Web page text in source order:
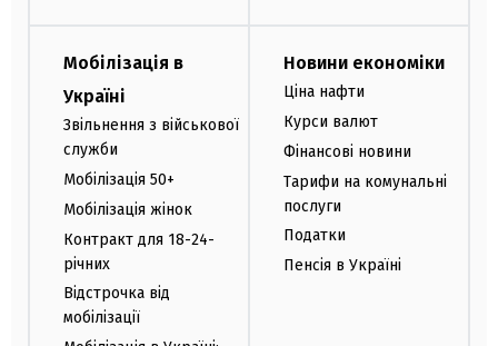
Мобілізація в
Україні
Звільнення з військової
служби
Мобілізація 50+
Мобілізація жінок
Контракт для 18-24-
річних
Відстрочка від
мобілізації
Новини економіки
Ціна нафти
Курси валют
Фінансові новини
Тарифи на комунальні
послуги
Податки
Пенсія в Україні